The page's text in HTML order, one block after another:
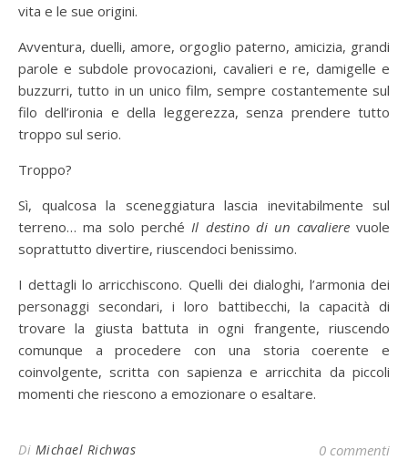
vita e le sue origini.
Avventura, duelli, amore, orgoglio paterno, amicizia, grandi
parole e subdole provocazioni, cavalieri e re, damigelle e
buzzurri, tutto in un unico film, sempre costantemente sul
filo dell’ironia e della leggerezza, senza prendere tutto
troppo sul serio.
Troppo?
Sì, qualcosa la sceneggiatura lascia inevitabilmente sul
terreno… ma solo perchéIl destino di un cavalierevuole
soprattutto divertire, riuscendoci benissimo.
I dettagli lo arricchiscono. Quelli dei dialoghi, l’armonia dei
personaggi secondari, i loro battibecchi, la capacità di
trovare la giusta battuta in ogni frangente, riuscendo
comunque a procedere con una storia coerente e
coinvolgente, scritta con sapienza e arricchita da piccoli
momenti che riescono a emozionare o esaltare.
Di Michael Richwas 0 commenti